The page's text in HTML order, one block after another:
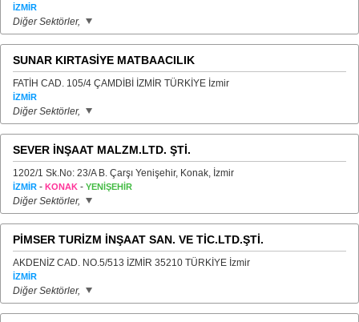
İZMİR
Diğer Sektörler,
SUNAR KIRTASİYE MATBAACILIK
FATİH CAD. 105/4 ÇAMDİBİ İZMİR TÜRKİYE İzmir
İZMİR
Diğer Sektörler,
SEVER İNŞAAT MALZM.LTD. ŞTİ.
1202/1 Sk.No: 23/A B. Çarşı Yenişehir, Konak, İzmir
İZMİR - KONAK - YENİŞEHİR
Diğer Sektörler,
PİMSER TURİZM İNŞAAT SAN. VE TİC.LTD.ŞTİ.
AKDENİZ CAD. NO.5/513 İZMİR 35210 TÜRKİYE İzmir
İZMİR
Diğer Sektörler,